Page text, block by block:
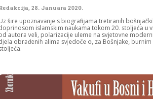
28. Januara 2020.
šire upoznavanje s biografijama tretiranih
islamskim naukama tokom 20. stoljeća u
autora veli, polarizacije uleme na svjetovne
obrađenih alima svjedoče o, za Bošnjake, burnim